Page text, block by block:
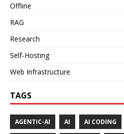
Offline
RAG
Research
Self-Hosting
Web Infrastructure
TAGS
AGENTIC-AI AI AI CODING